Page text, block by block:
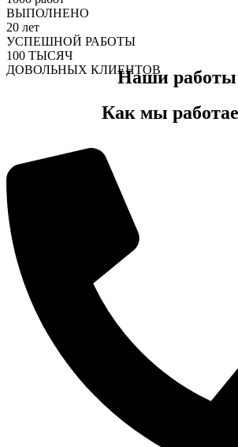
ВЫПОЛНЕНО
20 лет
УСПЕШНОЙ РАБОТЫ
100 ТЫСЯЧ
ДОВОЛЬНЫХ КЛИЕНТОВНаши работы
Как мы